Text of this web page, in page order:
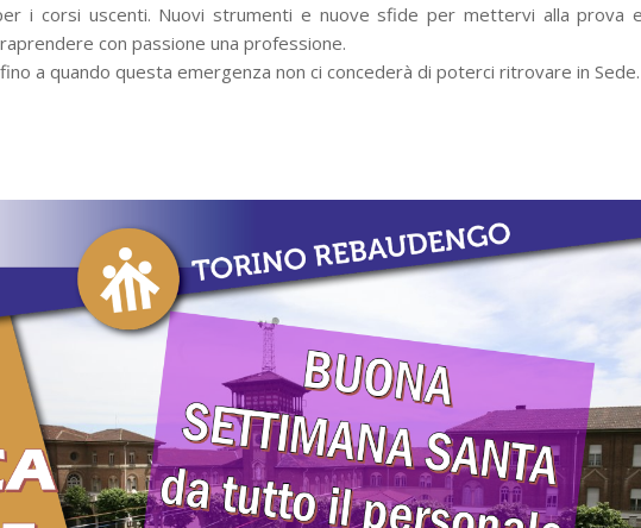
i corsi uscenti. Nuovi strumenti e nuove sfide per mettervi alla prova
con passione una professione.
a quando questa emergenza non ci concederà di poterci ritrovare in Sede.